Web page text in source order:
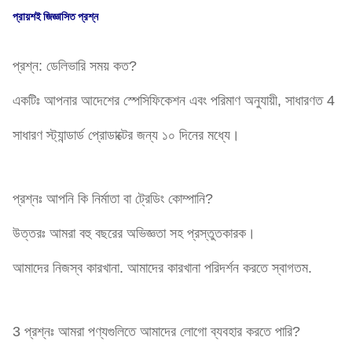
প্রায়শই জিজ্ঞাসিত প্রশ্ন
প্রশ্ন: ডেলিভারি সময় কত?
একটিঃ আপনার আদেশের স্পেসিফিকেশন এবং পরিমাণ অনুযায়ী, সাধারণত 4
সাধারণ স্ট্যান্ডার্ড প্রোডাক্টের জন্য ১০ দিনের মধ্যে।
প্রশ্নঃ আপনি কি নির্মাতা বা ট্রেডিং কোম্পানি?
উত্তরঃ আমরা বহু বছরের অভিজ্ঞতা সহ প্রস্তুতকারক।
আমাদের নিজস্ব কারখানা. আমাদের কারখানা পরিদর্শন করতে স্বাগতম.
3 প্রশ্নঃ আমরা পণ্যগুলিতে আমাদের লোগো ব্যবহার করতে পারি?